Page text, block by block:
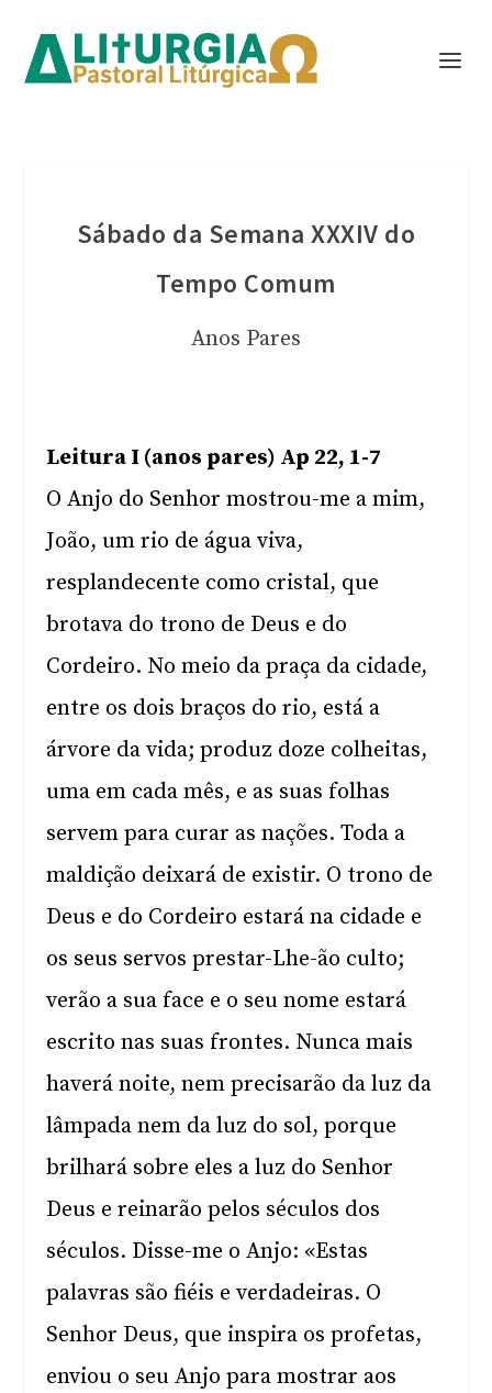
Sábado da Semana XXXIV do
Tempo Comum
Anos Pares
Leitura I (anos pares) Ap 22, 1-7
O Anjo do Senhor mostrou-me a mim,
João, um rio de água viva,
resplandecente como cristal, que
brotava do trono de Deus e do
Cordeiro. No meio da praça da cidade,
entre os dois braços do rio, está a
árvore da vida; produz doze colheitas,
uma em cada mês, e as suas folhas
servem para curar as nações. Toda a
maldição deixará de existir. O trono de
Deus e do Cordeiro estará na cidade e
os seus servos prestar-Lhe-ão culto;
verão a sua face e o seu nome estará
escrito nas suas frontes. Nunca mais
haverá noite, nem precisarão da luz da
lâmpada nem da luz do sol, porque
brilhará sobre eles a luz do Senhor
Deus e reinarão pelos séculos dos
séculos. Disse-me o Anjo: «Estas
palavras são fiéis e verdadeiras. O
Senhor Deus, que inspira os profetas,
enviou o seu Anjo para mostrar aos